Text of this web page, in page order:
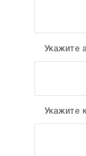
Укажите
Укажите